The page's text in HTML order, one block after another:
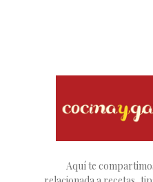
Aquí te